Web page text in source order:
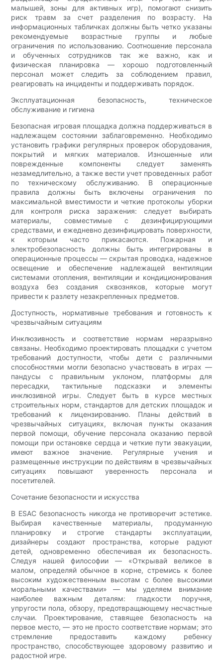
малышей, зоны для активных игр), помогают снизить
риск травм за счет разделения по возрасту. На
информационных табличках должны быть четко указаны
рекомендуемые возрастные группы и любые
ограничения по использованию. Соотношение персонала
и обученных сотрудников так же важно, как и
физическая планировка — хорошо подготовленный
персонал может следить за соблюдением правил,
реагировать на инциденты и поддерживать порядок.
Эксплуатационная безопасность, техническое
обслуживание и гигиена
Безопасная игровая площадка должна поддерживаться в
надлежащем состоянии заблаговременно. Необходимо
установить графики регулярных проверок оборудования,
покрытий и мягких материалов. Изношенные или
поврежденные компоненты следует заменять
незамедлительно, а также вести учет проведенных работ
по техническому обслуживанию. В операционные
правила должны быть включены ограничения по
максимальной вместимости и четкие протоколы уборки
для контроля риска заражения: следует выбирать
материалы, совместимые с дезинфицирующими
средствами, и ежедневно дезинфицировать поверхности,
к которым часто прикасаются. Пожарная и
электробезопасность должны быть интегрированы в
операционные процессы — скрытая проводка, надежное
освещение и обеспечение надлежащей вентиляции
системами отопления, вентиляции и кондиционирования
воздуха без создания сквозняков, которые могут
привести к разлету незакрепленных предметов.
Доступность, нормативные требования и готовность к
чрезвычайным ситуациям
Инклюзивность и соответствие нормам неразрывно
связаны. Необходимо проектировать площадки с учетом
требований доступности, чтобы дети с различными
способностями могли безопасно участвовать в играх —
пандусы с правильным уклоном, платформы для
пересадки, тактильные подсказки и элементы
инклюзивной игры. Следует быть в курсе местных
строительных норм, стандартов для детских площадок и
требований к лицензированию. Планы действий в
чрезвычайных ситуациях, включая пункты оказания
первой помощи, обучение персонала оказанию первой
помощи при остановке сердца и четкие пути эвакуации,
имеют важное значение. Регулярные учения и
размещенные инструкции по действиям в чрезвычайных
ситуациях повышают уверенность персонала и
посетителей.
Сочетание безопасности и искусства
В ESAC безопасность никогда не противоречит эстетике.
Выбирая качественные материалы, продуманную
планировку и строгие стандарты эксплуатации,
дизайнеры создают пространства, которые радуют
детей, одновременно обеспечивая их безопасность.
Следуя нашей философии — «Открывай великое в
малом, определяй обычное в корне, стремись к более
высоким художественным высотам с более высокими
моральными качествами» — мы уделяем внимание
наиболее важным деталям: гладкости поручня,
упругости пола, обзору, предотвращающему несчастные
случаи. Проектирование, ставящее безопасность на
первое место, — это не просто соответствие нормам; это
стремление предоставить каждому ребенку
пространство, способствующее здоровому развитию и
радостной игре.